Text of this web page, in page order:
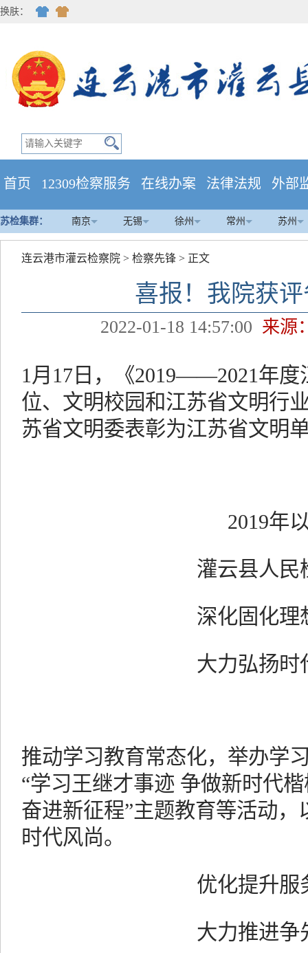
换肤：
首页 12309检察服务 在线办案 法律法规 外部
苏检集群： 南京 无锡 徐州 常州 苏州
连云港市灌云检察院 > 检察先锋 > 正文
喜报！我院获
2022-01-18 14:57:00 来源
1月17日，《2019——2021年度
位、文明校园和江苏省文明行
苏省文明委表彰为江苏省文明
2019年
灌云县人民
深化固化理
大力弘扬时
推动学习教育常态化，举办学
“学习王继才事迹 争做新时代
奋进新征程”主题教育等活动
时代风尚。
优化提升服
大力推进争